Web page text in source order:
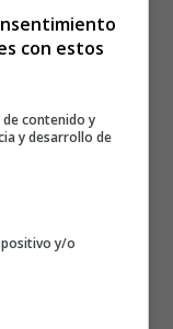
con estos
contenido y
y desarrollo de
y/o